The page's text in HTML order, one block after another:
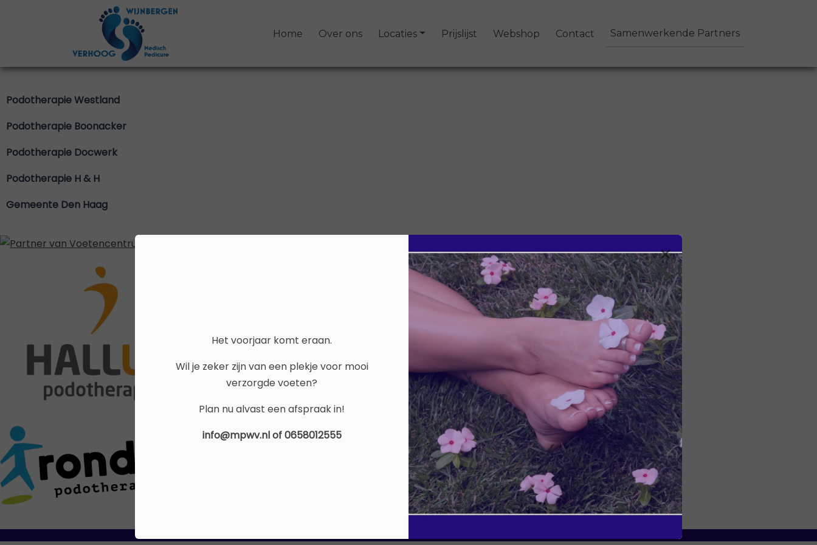
Home Over ons Locaties Prijslijst Webshop Contact Samenwerkende Partners
Podotherapie Westland
Podotherapie Boonacker
Podotherapie Docwerk
Podotherapie H & H
Gemeente Den Haag
×
Het voorjaar komt eraan.
Wil je zeker zijn van een plekje voor mooi
verzorgde voeten?
Plan nu alvast een afspraak in!
info@mpwv.nl of 0658012555